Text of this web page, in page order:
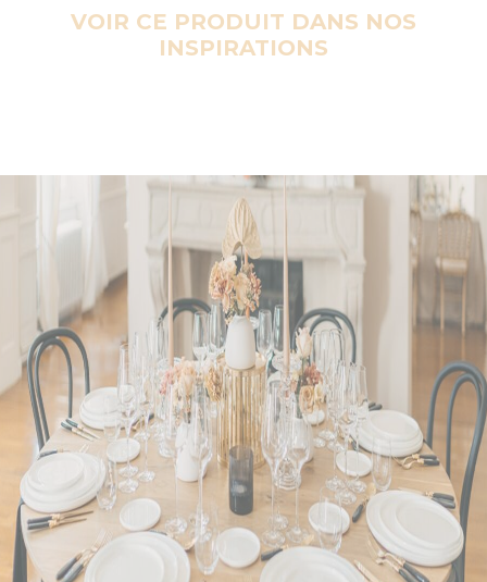
VOIR CE PRODUIT DANS NOS
INSPIRATIONS